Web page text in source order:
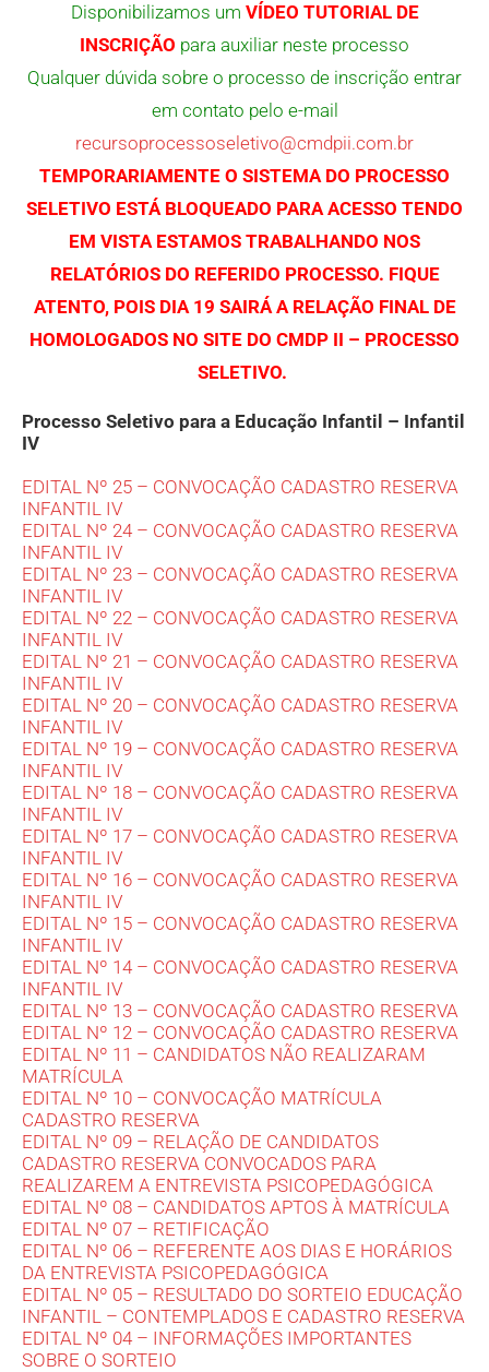
Disponibilizamos um VÍDEO TUTORIAL DE
INSCRIÇÃO para auxiliar neste processo
Qualquer dúvida sobre o processo de inscrição entrar
em contato pelo e-mail
recursoprocessoseletivo@cmdpii.com.br
TEMPORARIAMENTE O SISTEMA DO PROCESSO
SELETIVO ESTÁ BLOQUEADO PARA ACESSO TENDO
EM VISTA ESTAMOS TRABALHANDO NOS
RELATÓRIOS DO REFERIDO PROCESSO. FIQUE
ATENTO, POIS DIA 19 SAIRÁ A RELAÇÃO FINAL DE
HOMOLOGADOS NO SITE DO CMDP II – PROCESSO
SELETIVO.
Processo Seletivo para a Educação Infantil – Infantil
IV
EDITAL Nº 25 – CONVOCAÇÃO CADASTRO RESERVA
INFANTIL IV
EDITAL Nº 24 – CONVOCAÇÃO CADASTRO RESERVA
INFANTIL IV
EDITAL Nº 23 – CONVOCAÇÃO CADASTRO RESERVA
INFANTIL IV
EDITAL Nº 22 – CONVOCAÇÃO CADASTRO RESERVA
INFANTIL IV
EDITAL Nº 21 – CONVOCAÇÃO CADASTRO RESERVA
INFANTIL IV
EDITAL Nº 20 – CONVOCAÇÃO CADASTRO RESERVA
INFANTIL IV
EDITAL Nº 19 – CONVOCAÇÃO CADASTRO RESERVA
INFANTIL IV
EDITAL Nº 18 – CONVOCAÇÃO CADASTRO RESERVA
INFANTIL IV
EDITAL Nº 17 – CONVOCAÇÃO CADASTRO RESERVA
INFANTIL IV
EDITAL Nº 16 – CONVOCAÇÃO CADASTRO RESERVA
INFANTIL IV
EDITAL Nº 15 – CONVOCAÇÃO CADASTRO RESERVA
INFANTIL IV
EDITAL Nº 14 – CONVOCAÇÃO CADASTRO RESERVA
INFANTIL IV
EDITAL Nº 13 – CONVOCAÇÃO CADASTRO RESERVA
EDITAL Nº 12 – CONVOCAÇÃO CADASTRO RESERVA
EDITAL Nº 11 – CANDIDATOS NÃO REALIZARAM
MATRÍCULA
EDITAL Nº 10 – CONVOCAÇÃO MATRÍCULA
CADASTRO RESERVA
EDITAL Nº 09 – RELAÇÃO DE CANDIDATOS
CADASTRO RESERVA CONVOCADOS PARA
REALIZAREM A ENTREVISTA PSICOPEDAGÓGICA
EDITAL Nº 08 – CANDIDATOS APTOS À MATRÍCULA
EDITAL Nº 07 – RETIFICAÇÃO
EDITAL Nº 06 – REFERENTE AOS DIAS E HORÁRIOS
DA ENTREVISTA PSICOPEDAGÓGICA
EDITAL Nº 05 – RESULTADO DO SORTEIO EDUCAÇÃO
INFANTIL – CONTEMPLADOS E CADASTRO RESERVA
EDITAL Nº 04 – INFORMAÇÕES IMPORTANTES
SOBRE O SORTEIO